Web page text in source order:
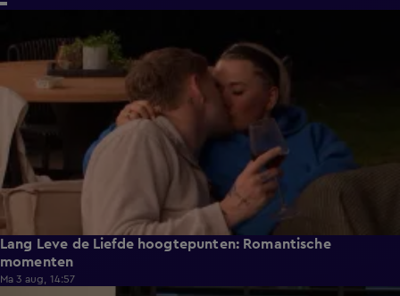
Lang Leve de Liefde hoogtepunten: Romantische
momenten
Ma 3 aug, 14:57